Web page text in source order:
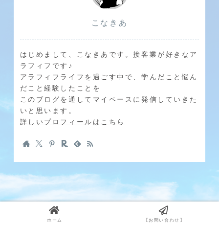
こなきあ
はじめまして、こなきあです。接客業が好きなア
ラフィフです♪
アラフィフライフを過ごす中で、学んだこと悩ん
だこと経験したことを
このブログを通してマイペースに発信していきた
いと思います。
詳しいプロフィールはこちら
ホーム 【お問い合わせ】